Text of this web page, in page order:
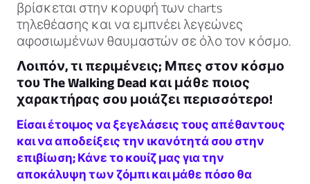
βρίσκεται στην κορυφή των charts
τηλεθέασης και να εμπνέει λεγεώνες
αφοσιωμένων θαυμαστών σε όλο τον κόσμο.
Λοιπόν, τι περιμένεις; Μπες στον κόσμο
του The Walking Dead και μάθε ποιος
χαρακτήρας σου μοιάζει περισσότερο!
Είσαι έτοιμος να ξεγελάσεις τους απέθαντους
και να αποδείξεις την ικανότητά σου στην
επιβίωση; Κάνε το κουίζ μας για την
αποκάλυψη των ζόμπι και μάθε πόσο θα